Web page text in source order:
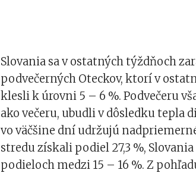
Slovania sa v ostatných týždňoch
podvečerných Oteckov, ktorí v
klesli k úrovni 5 – 6 %. Podvečeru
ako večeru, ubudli v dôsledku tepla
vo väčšine dní udržujú
stredu získali podiel 27,3 %,
podieloch medzi 15 – 16 %. Z